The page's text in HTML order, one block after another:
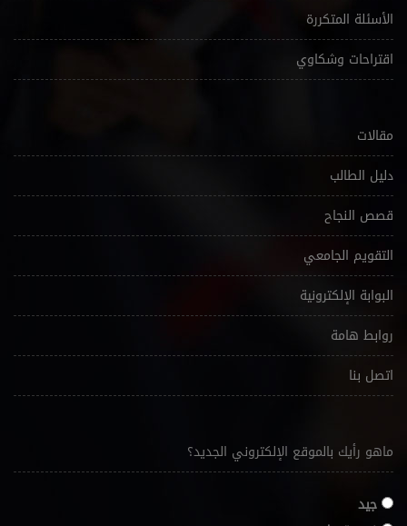
الأسئلة المتكررة
اقتراحات وشكاوي
مقالات
دليل الطالب
قصص النجاح
التقويم الجامعي
البوابة الإلكترونية
روابط هامة
اتصل بنا
ماهو رأيك بالموقع الإلكتروني الجديد؟
جيد